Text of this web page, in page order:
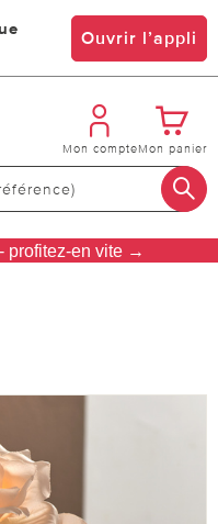
Ouvrir l’appli
Mon compteMon panier
profitez-en vite →